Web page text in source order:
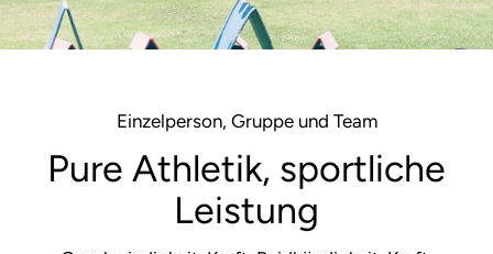
Einzelperson, Gruppe und Team
Pure Athletik, sportliche
Leistung